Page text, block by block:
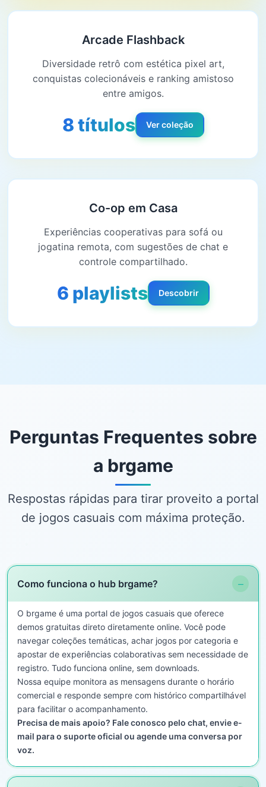
Arcade Flashback
Diversidade retrô com estética pixel art,
conquistas colecionáveis e ranking amistoso
entre amigos.
8 títulos Ver coleção
Co-op em Casa
Experiências cooperativas para sofá ou
jogatina remota, com sugestões de chat e
controle compartilhado.
6 playlists Descobrir
Perguntas Frequentes sobre
a brgame
Respostas rápidas para tirar proveito a portal
de jogos casuais com máxima proteção.
Como funciona o hub brgame? −
O brgame é uma portal de jogos casuais que oferece
demos gratuitas direto diretamente online. Você pode
navegar coleções temáticas, achar jogos por categoria e
apostar de experiências colaborativas sem necessidade de
registro. Tudo funciona online, sem downloads.
Nossa equipe monitora as mensagens durante o horário
comercial e responde sempre com histórico compartilhável
para facilitar o acompanhamento.
Precisa de mais apoio? Fale conosco pelo chat, envie e-
mail para o suporte oficial ou agende uma conversa por
voz.